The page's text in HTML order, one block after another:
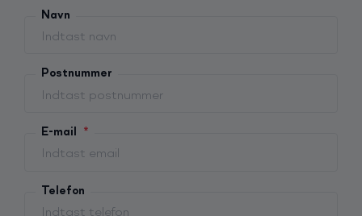
Navn
Postnummer
E-mail *
Telefon